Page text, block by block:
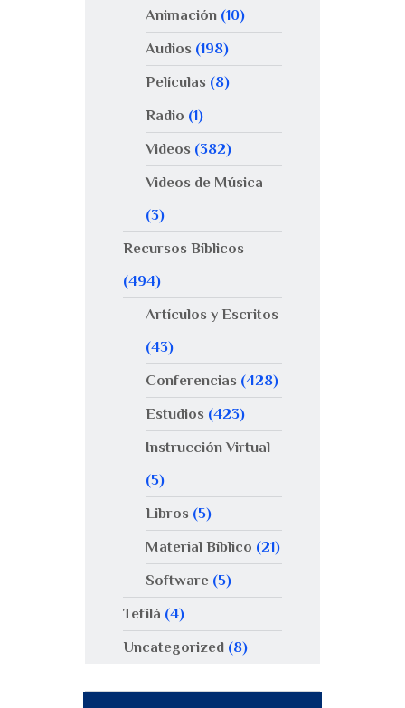
Animación(10)
Audios (198)
Películas (8)
Radio (1)
Videos (382)
Videos de Música
(3)
Recursos Bíblicos
(494)
Artículos y Escritos
(43)
Conferencias (428)
Estudios (423)
Instrucción Virtual
(5)
Libros (5)
Material Bíblico (21)
Software(5)
Tefilá (4)
Uncategorized (8)